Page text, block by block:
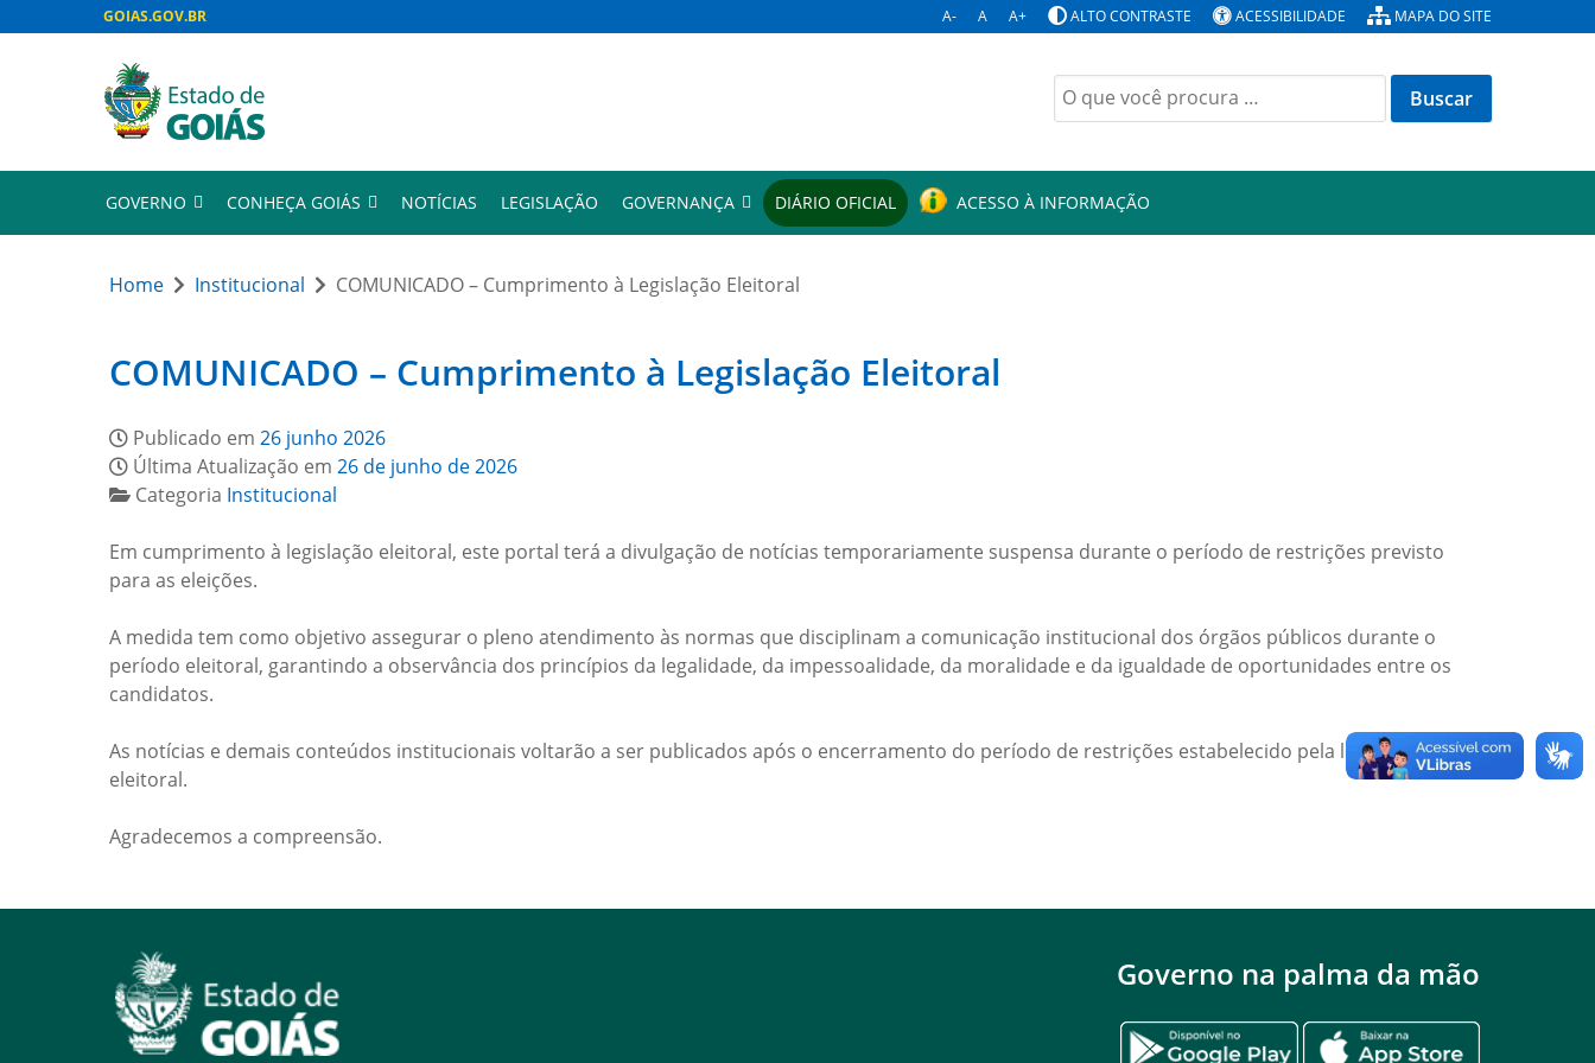
GOIAS.GOV.BR A- A A+ ALTO CONTRASTE ACESSIBILIDADE MAPA DO SITE
Buscar
por:
GOVERNO CONHEÇA GOIÁS NOTÍCIAS LEGISLAÇÃO GOVERNANÇA DIÁRIO OFICIAL ACESSO À INFORMAÇÃO
Home Institucional COMUNICADO – Cumprimento à Legislação Eleitoral
COMUNICADO – Cumprimento à Legislação Eleitoral
Publicado em 26 junho 2026
Última Atualização em 26 de junho de 2026
Categoria Institucional
Em cumprimento à legislação eleitoral, este portal terá a divulgação de notícias temporariamente suspensa durante o período de restrições previsto
para as eleições.
A medida tem como objetivo assegurar o pleno atendimento às normas que disciplinam a comunicação institucional dos órgãos públicos durante o
período eleitoral, garantindo a observância dos princípios da legalidade, da impessoalidade, da moralidade e da igualdade de oportunidades entre os
candidatos.
As notícias e demais conteúdos institucionais voltarão a ser publicados após o encerramento do período de restrições estabelecido pela legislação
eleitoral.
Agradecemos a compreensão.
Governo na palma da mão